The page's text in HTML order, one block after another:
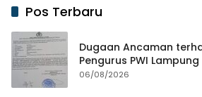
Pos Terbaru
Dugaan Ancaman
Pengurus PWI
dan Jurnalis
06/08/2026